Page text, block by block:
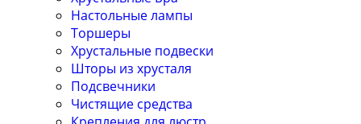
Настольные лампы
Торшеры
Хрустальные подвески
Шторы из хрусталя
Подсвечники
Чистящие средства